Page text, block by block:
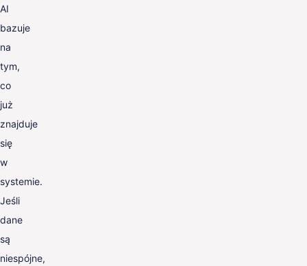
AI
bazuje
na
tym,
co
już
znajduje
się
w
systemie.
Jeśli
dane
są
niespójne,